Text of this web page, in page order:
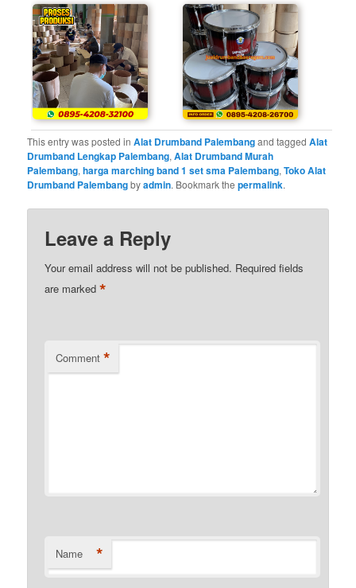
This entry was posted inAlat Drumband Palembangand taggedAlat
Drumband Lengkap Palembang,Alat Drumband Murah
Palembang,harga marching band 1 set sma Palembang,Toko Alat
Drumband Palembangbyadmin. Bookmark thepermalink.
Leave a Reply
Your email address will not be published. Required fields
are marked*
Comment *
Name *